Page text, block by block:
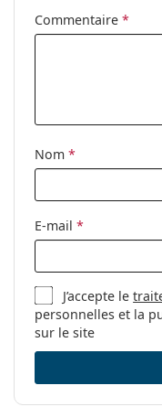
Accessoires
Autres
Sexe:
Marque:
Commentaire *
Nom *
E-mail *
J’accepte le
personnelles et la
sur le site